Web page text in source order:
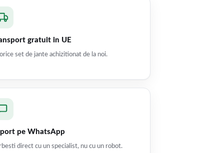
gratuit in UE
set de jante achizitionat de la noi.
pe WhatsApp
direct cu un specialist, nu cu un robot.